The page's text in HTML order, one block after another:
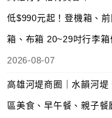
低$990元起！登機箱、
箱、布箱 20~29吋行李箱
2026-08-07
高雄河堤商圈｜水韻河
區美食、早午餐、親子餐